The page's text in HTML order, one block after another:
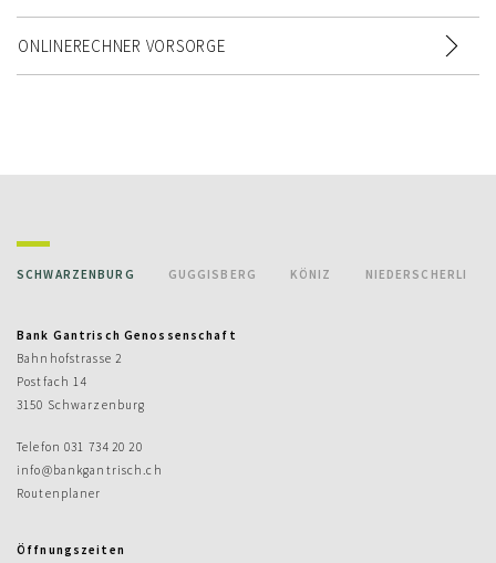
ONLINERECHNER VORSORGE
SCHWARZENBURG
Bank Gantrisch Genossenschaft
Bahnhofstrasse 2
Postfach 14
3150 Schwarzenburg
Telefon 031 734 20 20
info@bankgantrisch.ch
Routenplaner
Öffnungszeiten
GUGGISBERG KÖNIZ NIEDERSCHERLI